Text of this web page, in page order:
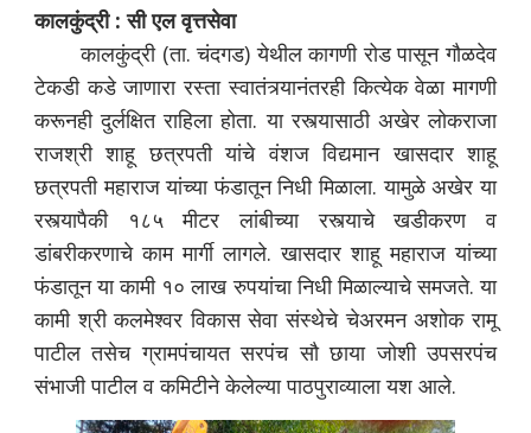
कालकुंद्री : सी एल वृत्तसेवा
कालकुंद्री (ता. चंदगड) येथील कागणी रोड पासून गौळदेव
टेकडी कडे जाणारा रस्ता स्वातंत्र्यानंतरही कित्येक वेळा मागणी
करूनही दुर्लक्षित राहिला होता. या रस्त्यासाठी अखेर लोकराजा
राजश्री शाहू छत्रपती यांचे वंशज विद्यमान खासदार शाहू
छत्रपती महाराज यांच्या फंडातून निधी मिळाला. यामुळे अखेर या
रस्त्यापैकी १८५ मीटर लांबीच्या रस्त्याचे खडीकरण व
डांबरीकरणाचे काम मार्गी लागले. खासदार शाहू महाराज यांच्या
फंडातून या कामी १० लाख रुपयांचा निधी मिळाल्याचे समजते. या
कामी श्री कलमेश्वर विकास सेवा संस्थेचे चेअरमन अशोक रामू
पाटील तसेच ग्रामपंचायत सरपंच सौ छाया जोशी उपसरपंच
संभाजी पाटील व कमिटीने केलेल्या पाठपुराव्याला यश आले.